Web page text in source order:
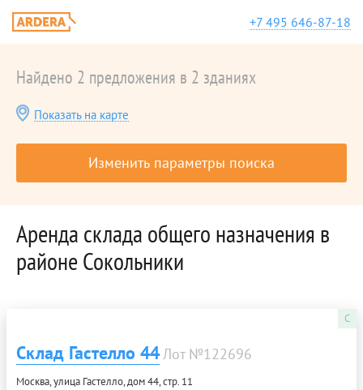
+7 495 646-87-18
Найдено 2 предложения в 2 зданиях
Показать на карте
Изменить параметры поиска
Аренда складa общего назначения в
районе Сокольники
C
Склад Гастелло 44Лот №122696
Москва, улица Гастелло, дом 44, стр. 11